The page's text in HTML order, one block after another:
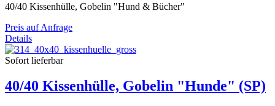
40/40 Kissenhülle, Gobelin "Hund & Bücher"
Preis auf Anfrage
Details
Sofort lieferbar
40/40 Kissenhülle, Gobelin "Hunde" (SP)